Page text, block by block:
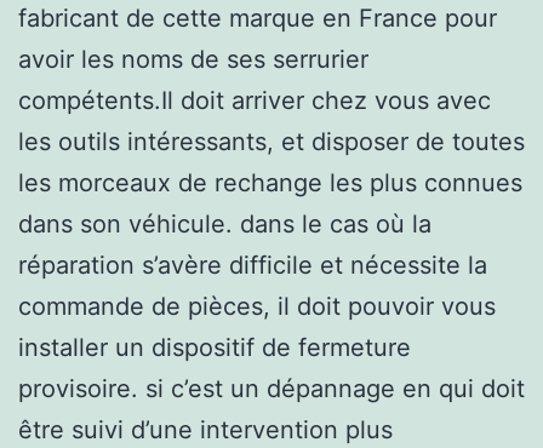
fabricant de cette marque en France pour
avoir les noms de ses serrurier
compétents.Il doit arriver chez vous avec
les outils intéressants, et disposer de toutes
les morceaux de rechange les plus connues
dans son véhicule. dans le cas où la
réparation s’avère difficile et nécessite la
commande de pièces, il doit pouvoir vous
installer un dispositif de fermeture
provisoire. si c’est un dépannage en qui doit
être suivi d’une intervention plus